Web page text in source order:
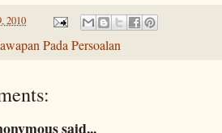
2010
Pada Persoalan
said...